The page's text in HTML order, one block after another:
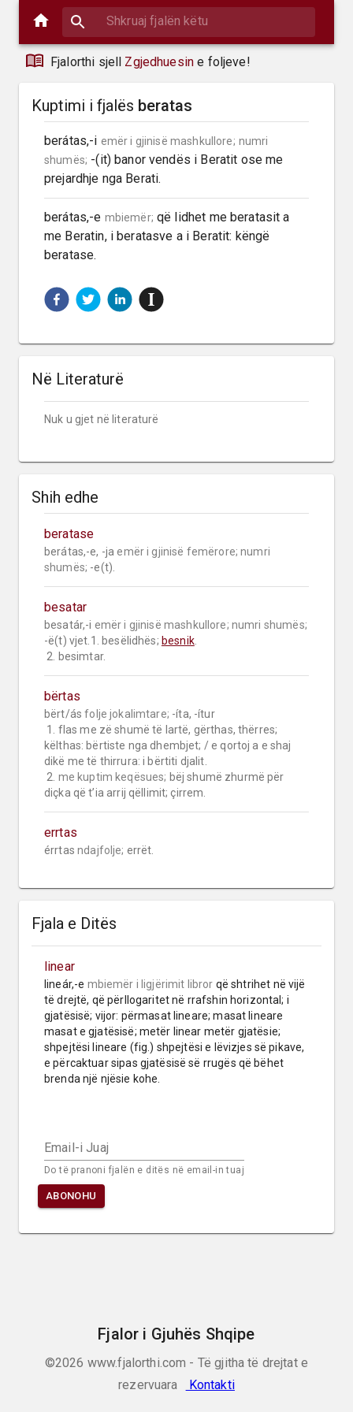
Fjalorthi sjell Zgjedhuesin e foljeve!
Kuptimi i fjalës beratas
berátas,-i emër i gjinisë mashkullore; numri
shumës; -(it) banor vendës i Beratit ose me
prejardhje nga Berati.
berátas,-e mbiemër; që lidhet me beratasit a
me Beratin, i beratasve a i Beratit: këngë
beratase.
Në Literaturë
Nuk u gjet në literaturë
Shih edhe
beratase
berátas,-e, -ja emër i gjinisë femërore; numri
shumës; -e(t).
besatar
besatár,-i emër i gjinisë mashkullore; numri shumës;
-ë(t) vjet.1. besëlidhës; besnik.
2. besimtar.
bërtas
bërt/ás folje jokalimtare; -íta, -ítur
këlthas: bërtiste nga dhembjet; / e qortoj a e shaj
dikë me të thirrura: i bërtiti djalit.
2. me kuptim keqësues; bëj shumë zhurmë për
diçka që t’ia arrij qëllimit; çirrem.
errtas
érrtas ndajfolje; errët.
Fjala e Ditës
linear
lineár,-e mbiemër i ligjërimit libror që shtrihet në vijë
të drejtë, që përllogaritet në rrafshin horizontal; i
gjatësisë; vijor: përmasat lineare; masat lineare
masat e gjatësisë; metër linear metër gjatësie;
shpejtësi lineare (fig.) shpejtësi e lëvizjes së pikave,
e përcaktuar sipas gjatësisë së rrugës që bëhet
brenda një njësie kohe.
Email-i Juaj
Do të pranoni fjalën e ditës në email-in tuaj
ABONOHU
Fjalor i Gjuhës Shqipe
©2026 www.fjalorthi.com - Të gjitha të drejtat e
rezervuara
Kontakti